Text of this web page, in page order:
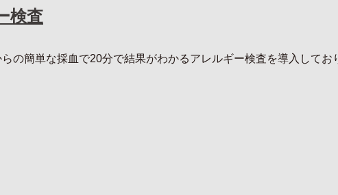
検査
の簡単な採血で20分で結果がわかるアレルギー検査を導入して